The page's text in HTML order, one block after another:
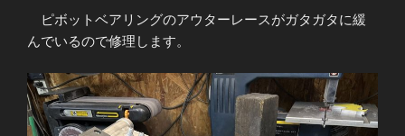
り
け
と
ヘ
ピボットベアリングのアウターレースがガタガタに緩
んでいるので修理します。